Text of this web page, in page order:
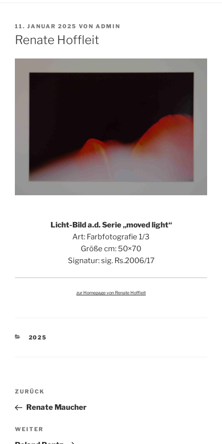
VERÖFFENTLICHT
AM
11. JANUAR 2025 VON ADMIN
Renate Hoffleit
Licht-Bild a.d. Serie „moved light“
Art: Farbfotografie 1/3
Größe cm: 50×70
Signatur: sig. Rs.2006/17
zur Homepage von Renate Hoffleit
KATEGORIEN
2025
Beitragsnavigation
Vorheriger
Beitrag
ZURÜCK
Renate Maucher
Nächster
Beitrag
WEITER